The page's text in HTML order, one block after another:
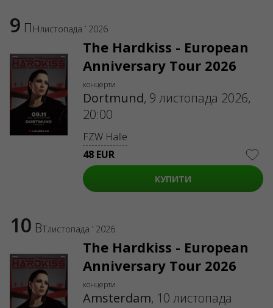
9 Пнлистопада ’ 2026
The Hardkiss - European
Anniversary Tour 2026
концерти
Dortmund, 9 листопада 2026,
20:00
FZW Halle
48 EUR
КУПИТИ
10 Втлистопада ’ 2026
The Hardkiss - European
Anniversary Tour 2026
концерти
Amsterdam, 10 листопада